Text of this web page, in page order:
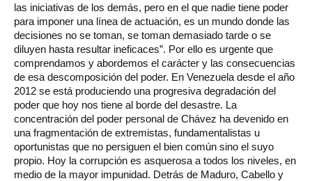
las iniciativas de los demás, pero en el que nadie tiene poder
para imponer una línea de actuación, es un mundo donde las
decisiones no se toman, se toman demasiado tarde o se
diluyen hasta resultar ineficaces”. Por ello es urgente que
comprendamos y abordemos el carácter y las consecuencias
de esa descomposición del poder. En Venezuela desde el año
2012 se está produciendo una progresiva degradación del
poder que hoy nos tiene al borde del desastre. La
concentración del poder personal de Chávez ha devenido en
una fragmentación de extremistas, fundamentalistas u
oportunistas que no persiguen el bien común sino el suyo
propio. Hoy la corrupción es asquerosa a todos los niveles, en
medio de la mayor impunidad. Detrás de Maduro, Cabello y